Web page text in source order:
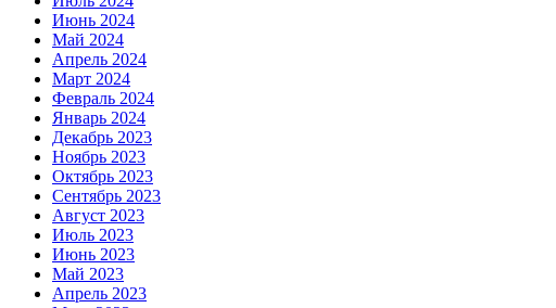
Июнь 2024
Май 2024
Апрель 2024
Март 2024
Февраль 2024
Январь 2024
Декабрь 2023
Ноябрь 2023
Октябрь 2023
Сентябрь 2023
Август 2023
Июль 2023
Июнь 2023
Май 2023
Апрель 2023